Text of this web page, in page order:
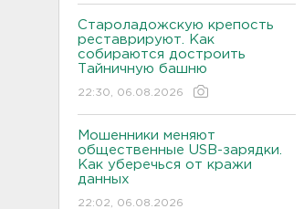
Староладожскую крепость
реставрируют. Как
собираются достроить
Тайничную башню
22:30, 06.08.2026
Мошенники меняют
общественные USB-зарядки.
Как уберечься от кражи
данных
22:02, 06.08.2026